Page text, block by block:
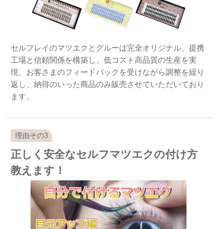
セルフレイのマツエクとグルーは完全オリジナル、提携
工場と信頼関係を構築し、低コスト高品質の生産を実
現、お客さまのフィードバックを受けながら調整を繰り
返し、納得のいった商品のみ販売させていただいており
ます。
正しく安全なセルフマツエクの付け方
教えます！